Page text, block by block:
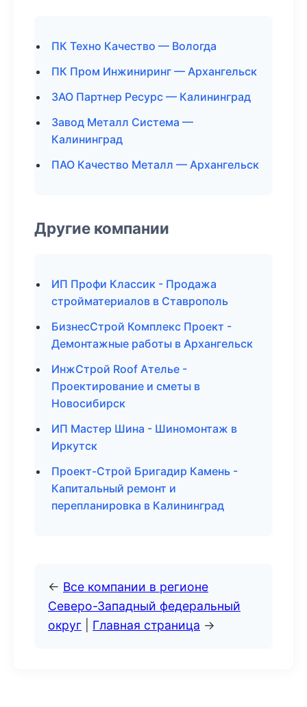
ПК Техно Качество — Вологда
ПК Пром Инжиниринг — Архангельск
ЗАО Партнер Ресурс — Калининград
Завод Металл Система —
Калининград
ПАО Качество Металл — Архангельск
Другие компании
ИП Профи Классик - Продажа
стройматериалов в Ставрополь
БизнесСтрой Комплекс Проект -
Демонтажные работы в Архангельск
ИнжСтрой Roof Ателье -
Проектирование и сметы в
Новосибирск
ИП Мастер Шина - Шиномонтаж в
Иркутск
Проект-Строй Бригадир Камень -
Капитальный ремонт и
перепланировка в Калининград
← Все компании в регионе
Северо-Западный федеральный
округ
Главная страница →